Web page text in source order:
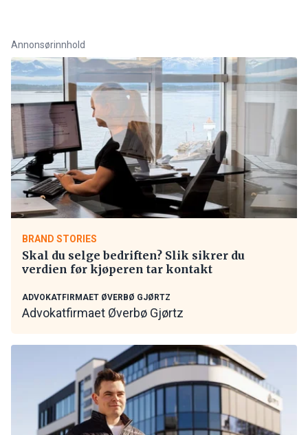
Annonsørinnhold
BRAND STORIES
Skal du selge bedriften? Slik sikrer du
verdien før kjøperen tar kontakt
ADVOKATFIRMAET ØVERBØ GJØRTZ
Advokatfirmaet Øverbø Gjørtz